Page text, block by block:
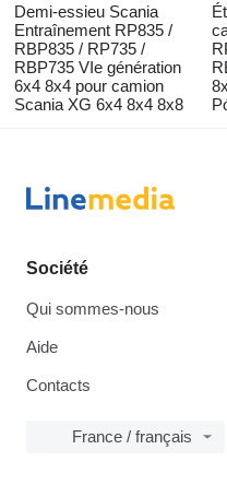
Demi-essieu Scania
Entraînement RP835 /
RBP835 / RP735 /
RBP735 VIe génération
6x4 8x4 pour camion
Scania XG 6x4 8x4 8x8
Société
Qui sommes-nous
Aide
Contacts
France / français